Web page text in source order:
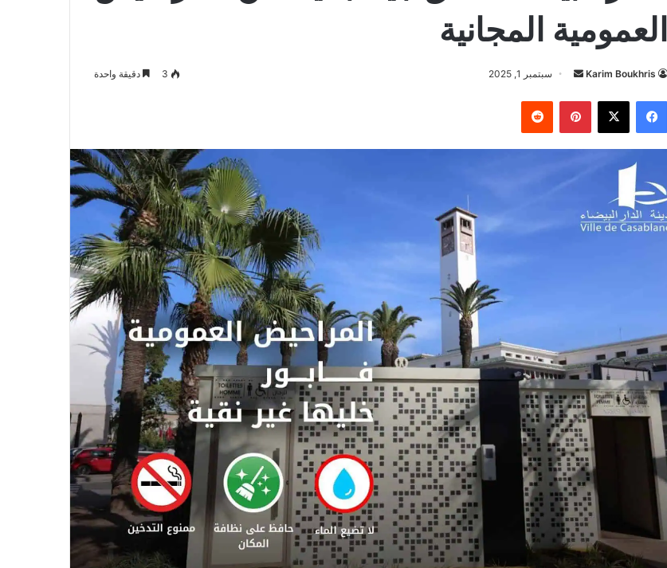
العمومية المجانية
Karim Boukhris
أرسل
إلكترونيا
سبتمبر 1, 2025 3 دقيقة واحدة
فيسبوك ‫X بينتيريست